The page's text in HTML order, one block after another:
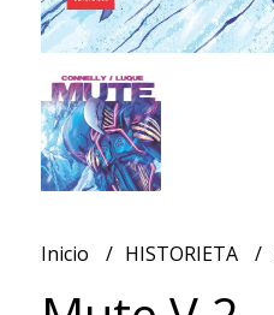
Inicio HISTORIETA